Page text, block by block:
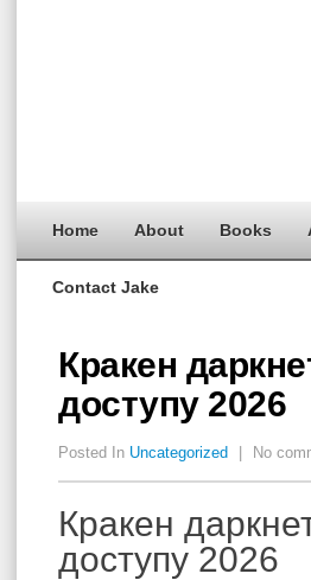
Home About Books
Contact Jake
Кракен
доступу 2026
Posted In Uncategorized No
Кракен
доступу 2026